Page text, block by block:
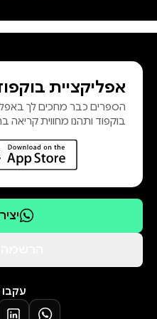
כה
מהדפים כל כך
לגעת בה." אלבין
"באטריצ׳ה
אפליקציית
הספרים כבר מחכים לך
בוקפוד ותהנו מחווית
עקבו